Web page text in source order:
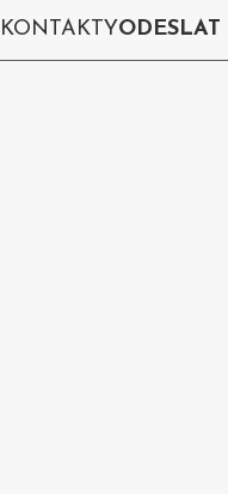
KONTAKTYODESLAT